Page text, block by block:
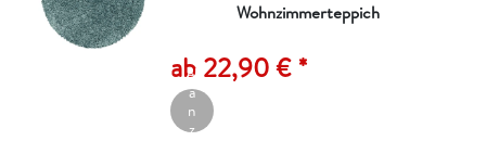
Wohnzimmerteppich
ab 22,90 € *
ik
el
a
n
z